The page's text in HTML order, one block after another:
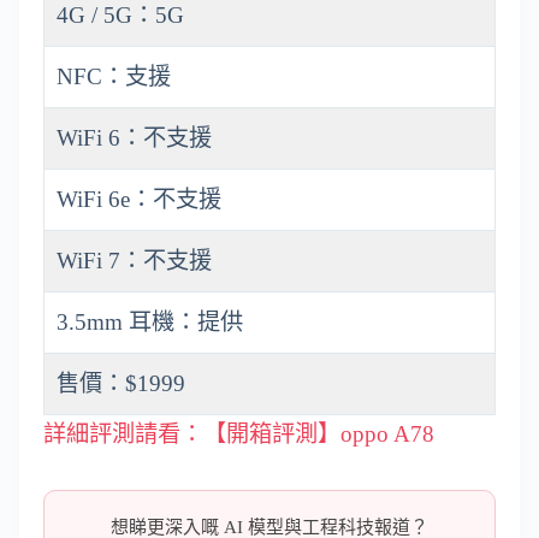
4G / 5G：5G
NFC：支援
WiFi 6：不支援
WiFi 6e：不支援
WiFi 7：不支援
3.5mm 耳機：提供
售價：$1999
詳細評測請看：【開箱評測】oppo A78
想睇更深入嘅 AI 模型與工程科技報道？